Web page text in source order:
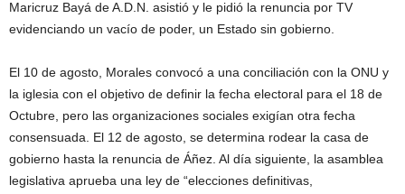
Maricruz Bayá de A.D.N. asistió y le pidió la renuncia por TV
evidenciando un vacío de poder, un Estado sin gobierno.
El 10 de agosto, Morales convocó a una conciliación con la ONU y
la iglesia con el objetivo de definir la fecha electoral para el 18 de
Octubre, pero las organizaciones sociales exigían otra fecha
consensuada. El 12 de agosto, se determina rodear la casa de
gobierno hasta la renuncia de Áñez. Al día siguiente, la asamblea
legislativa aprueba una ley de “elecciones definitivas,